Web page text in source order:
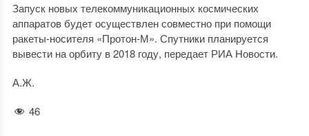
Запуск новых телекоммуникационных космических
аппаратов будет осуществлен совместно при помощи
ракеты-носителя «Протон-М». Спутники планируется
вывести на орбиту в 2018 году, передает РИА Новости.
А.Ж.
46